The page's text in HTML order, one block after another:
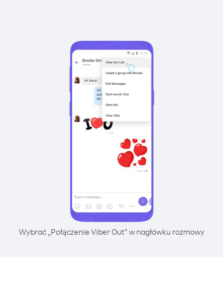
Wybrać „Połączenie Viber Out” w nagłówku rozmowy